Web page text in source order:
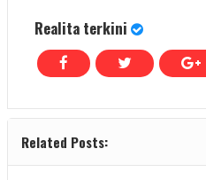
Realita terkini
Related Posts: